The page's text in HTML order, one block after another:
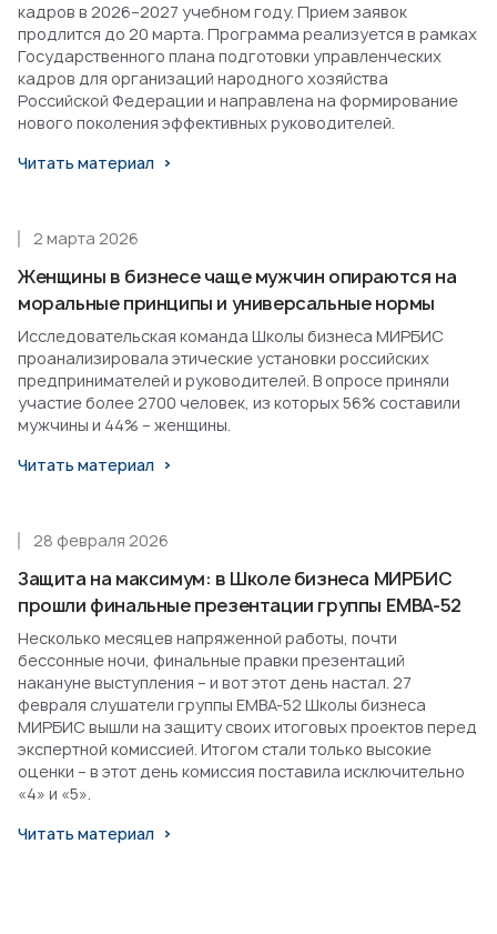
кадров в 2026–2027 учебном году. Прием заявок
продлится до 20 марта. Программа реализуется в рамках
Государственного плана подготовки управленческих
кадров для организаций народного хозяйства
Российской Федерации и направлена на формирование
нового поколения эффективных руководителей.
Читать материал
Женщины в бизнесе чаще мужчин опираются на
моральные принципы и универсальные нормы
2 марта 2026
Исследовательская команда Школы бизнеса МИРБИС
проанализировала этические установки российских
предпринимателей и руководителей. В опросе приняли
участие более 2700 человек, из которых 56% составили
мужчины и 44% – женщины.
Читать материал
Защита на максимум: в Школе бизнеса МИРБИС
прошли финальные презентации группы EMBA-52
28 февраля 2026
Несколько месяцев напряженной работы, почти
бессонные ночи, финальные правки презентаций
накануне выступления – и вот этот день настал. 27
февраля слушатели группы EMBA-52 Школы бизнеса
МИРБИС вышли на защиту своих итоговых проектов перед
экспертной комиссией. Итогом стали только высокие
оценки – в этот день комиссия поставила исключительно
«4» и «5».
Читать материал